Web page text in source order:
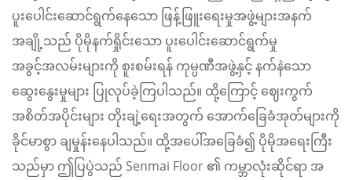
ပူးပေါင်းဆောင်ရွက်နေသော ဖြန့်ဖြူးရေးမှုအဖွဲ့များအနက်
အချို့သည် ပိုမိုနက်ရှိုင်းသော ပူးပေါင်းဆောင်ရွက်မှု
အခွင့်အလမ်းများကို စူးစမ်းရန် ကုမ္ပဏီအဖွဲ့နှင့် နက်နဲသော
ဆွေးနွေးမှုများ ပြုလုပ်ခဲ့ကြပါသည်။ ထို့ကြောင့် ဈေးကွက်
အစိတ်အပိုင်းများ တိုးချဲ့ရေးအတွက် အောက်ခြေခံအုတ်များကို
ခိုင်မာစွာ ချမှုန်းနေပါသည်။ ထို့အပေါ်အခြေခံ၍ ပိုမိုအရေးကြီး
သည်မှာ ဤပြပွဲသည် Senmai Floor ၏ ကမ္ဘာလုံးဆိုင်ရာ အ